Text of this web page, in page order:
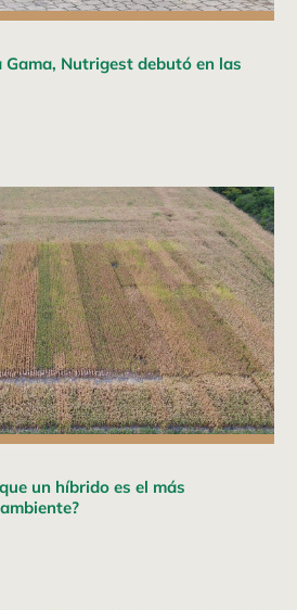
Gama, Nutrigest debutó en las
un híbrido es el más